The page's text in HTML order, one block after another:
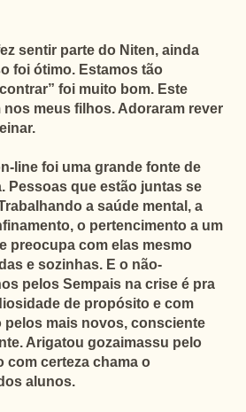
sentir parte do Niten, ainda
foi ótimo. Estamos tão
foi muito bom. Este
meus filhos. Adoraram rever
line foi uma grande fonte de
Pessoas que estão juntas se
a saúde mental, a
o pertencimento a um
preocupa com elas mesmo
e sozinhas.E o não-
pelos Sempais na crise é pra
de propósito e com
pelos mais novos, consciente
Arigatou gozaimassu pelo
com certeza chama o
alunos.